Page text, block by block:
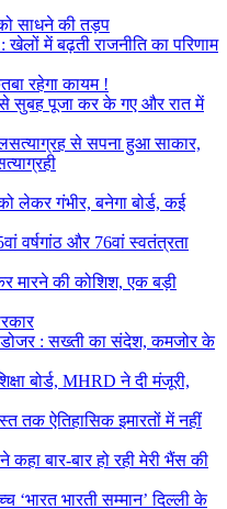
साधने की तड़प
में बढ़ती राजनीति का परिणाम
रहेगा कायम !
से सुबह पूजा कर के गए और रात में
से सपना हुआ साकार,
लेकर गंभीर, बनेगा बोर्ड, कई
वर्षगांठ और 76वां स्वतंत्रता
मारने की कोशिश, एक बड़ी
: सख्ती का संदेश, कमजोर के
बोर्ड, MHRD ने दी मंजूरी,
तक ऐतिहासिक इमारतों में नहीं
कहा बार-बार हो रही मेरी भैंस की
‘भारत भारती सम्मान’ दिल्ली के